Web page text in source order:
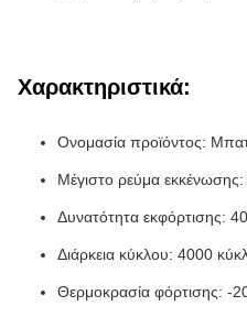
Χαρακτηριστικά:
Ονομασία προϊόντος:
Μέγιστο ρεύμα
Δυνατότητα εκφόρτισης:
Διάρκεια κύκλου: 4000
Θερμοκρασία φόρτισης: -